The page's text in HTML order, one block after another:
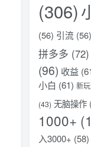
(306)
(56) 引流 (56)
拼多多 (72)
(96) 收益
小白 (61) 新
(43) 无脑操作
1000+
入3000+ (58)